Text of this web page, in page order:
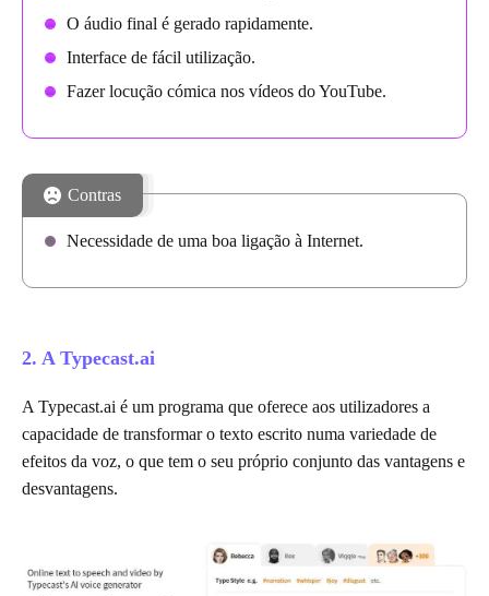
O áudio final é gerado rapidamente.
Interface de fácil utilização.
Fazer locução cómica nos vídeos do YouTube.
Contras
Necessidade de uma boa ligação à Internet.
2. A Typecast.ai
A Typecast.ai é um programa que oferece aos utilizadores a
capacidade de transformar o texto escrito numa variedade de
efeitos da voz, o que tem o seu próprio conjunto das vantagens e
desvantagens.